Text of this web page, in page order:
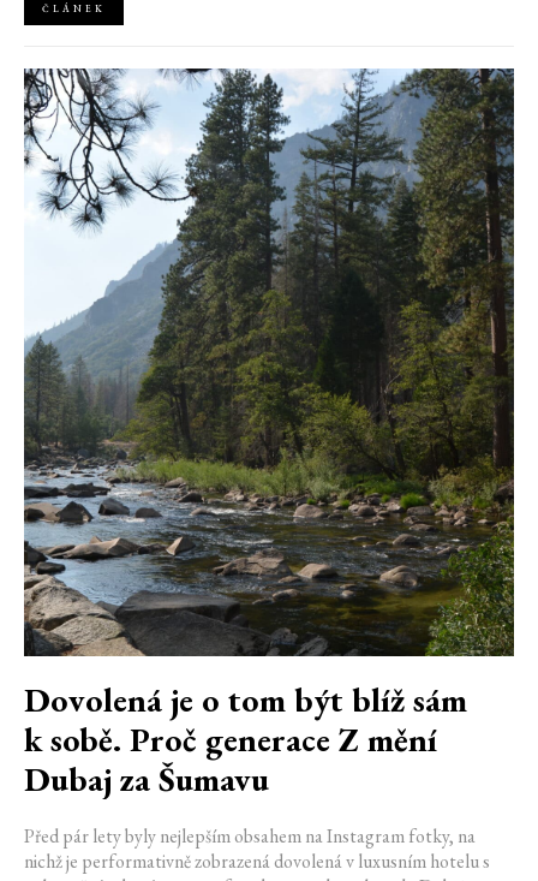
ČLÁNEK
Dovolená je o tom být blíž sám
k sobě. Proč generace Z mění
Dubaj za Šumavu
Před pár lety byly nejlepším obsahem na Instagram fotky, na
nichž je performativně zobrazená dovolená v luxusním hotelu s